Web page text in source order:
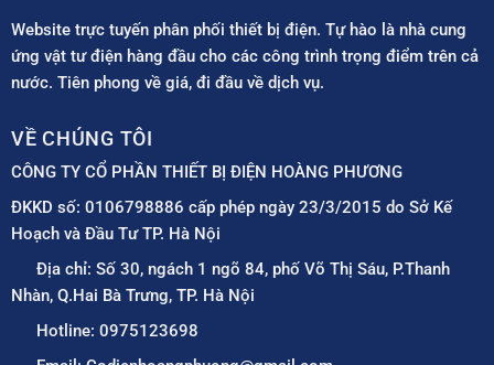
Website trực tuyến phân phối thiết bị điện. Tự hào là nhà cung
ứng vật tư điện hàng đầu cho các công trình trọng điểm trên cả
nước. Tiên phong về giá, đi đầu về dịch vụ.
VỀ CHÚNG TÔI
CÔNG TY CỔ PHẦN THIẾT BỊ ĐIỆN HOÀNG PHƯƠNG
ĐKKD số: 0106798886 cấp phép ngày 23/3/2015 do Sở Kế
Hoạch và Đầu Tư TP. Hà Nội
Địa chỉ: Số 30, ngách 1 ngõ 84, phố Võ Thị Sáu, P.Thanh
Nhàn, Q.Hai Bà Trưng, TP. Hà Nội
Hotline: 0975123698